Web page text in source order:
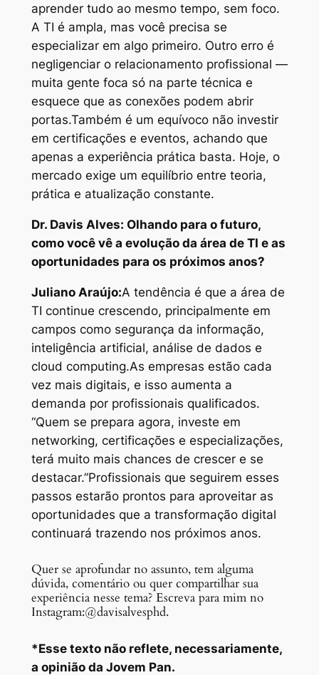
aprender tudo ao mesmo tempo, sem foco.
A TI é ampla, mas você precisa se
especializar em algo primeiro. Outro erro é
negligenciar o relacionamento profissional —
muita gente foca só na parte técnica e
esquece que as conexões podem abrir
portas.Também é um equívoco não investir
em certificações e eventos, achando que
apenas a experiência prática basta. Hoje, o
mercado exige um equilíbrio entre teoria,
prática e atualização constante.
Dr. Davis Alves: Olhando para o futuro,
como você vê a evolução da área de TI e as
oportunidades para os próximos anos?
Juliano Araújo:A tendência é que a área de
TI continue crescendo, principalmente em
campos como segurança da informação,
inteligência artificial, análise de dados e
cloud computing.As empresas estão cada
vez mais digitais, e isso aumenta a
demanda por profissionais qualificados.
“Quem se prepara agora, investe em
networking, certificações e especializações,
terá muito mais chances de crescer e se
destacar.”Profissionais que seguirem esses
passos estarão prontos para aproveitar as
oportunidades que a transformação digital
continuará trazendo nos próximos anos.
Quer se aprofundar no assunto, tem alguma
dúvida, comentário ou quer compartilhar sua
experiência nesse tema? Escreva para mim no
Instagram:@davisalvesphd.
*Esse texto não reflete, necessariamente,
a opinião da Jovem Pan.